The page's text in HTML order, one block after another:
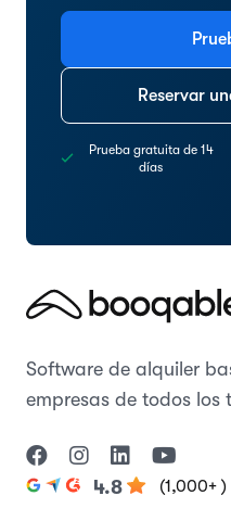
Reservar
Prueba gratuita de 14
días
Software de alquiler
empresas de todos los
4.8 (1,000+ )